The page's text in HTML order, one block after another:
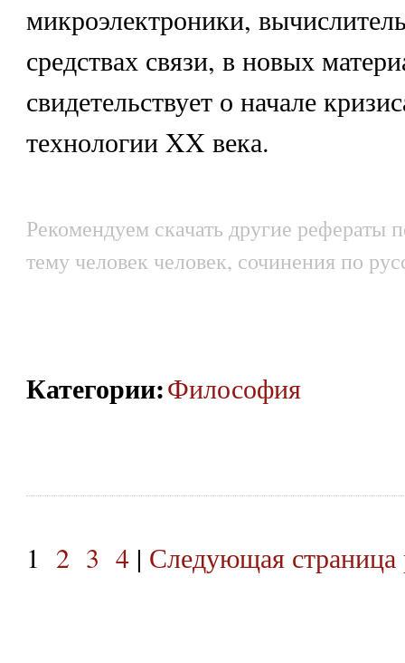
микроэлектроники,
средствах связи, в новых
свидетельствует о начале
технологии XX века.
Рекомендуем скачать другие рефераты
тему человек человек, сочинения по
Категории:Философия
1 2 3 4| Следующая страница